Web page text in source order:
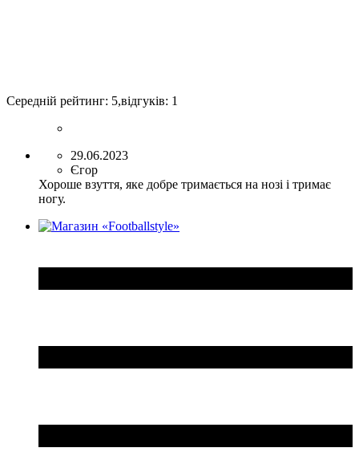
Середній рейтинг: 5,відгуків: 1
29.06.2023
Єгор
Хороше взуття, яке добре тримається на нозі і тримає
ногу.